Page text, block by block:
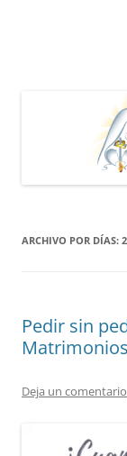
ARCHIVO POR DÍAS:
Pedir sin
Deja un comentario